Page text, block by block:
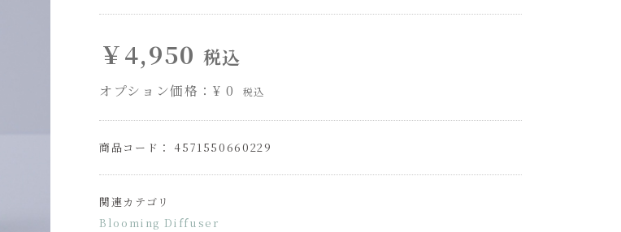
￥4,950 税込
オプション価格：¥0 税込
商品コード： 4571550660229
関連カテゴリ
Blooming Diffuser